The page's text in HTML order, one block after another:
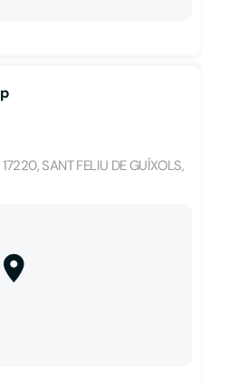
SANT FELIU DE GUÍXOLS,